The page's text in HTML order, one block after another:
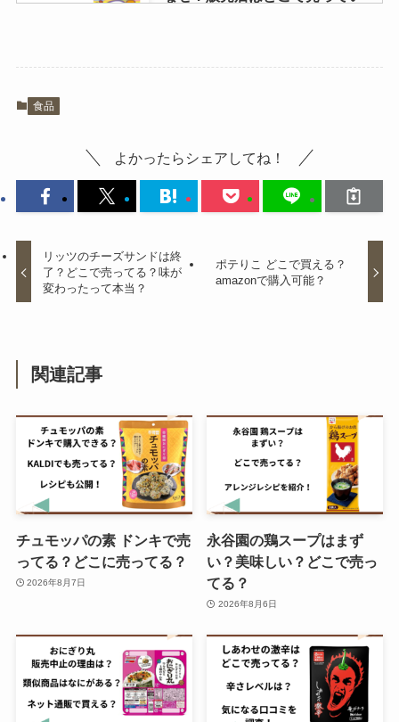
白バラ牛乳 どこで買える?東京で
ハートチップルはどこで買える？
ドンキで売ってる？販売終了の噂
を調査！
生もみじ饅頭の販売店はどこ？東
京ではどこで売ってる？サービス
エリアで購入できる？
uccドリップポッドカプセルはコ
ストコで買える？どこで売って
る？値段はいくらで買える？
食品
よかったらシェアしてね！
リッツのチーズサンドは終
了？どこで売ってる？味が
変わったって本当？
ポテりこ どこで買える？
amazonで購入可能？
関連記事
チュモッパの素 ドンキで売
ってる？どこに売ってる？
2026年8月7日
永谷園の鶏スープはまず
い？美味しい？どこで売っ
てる？
2026年8月6日